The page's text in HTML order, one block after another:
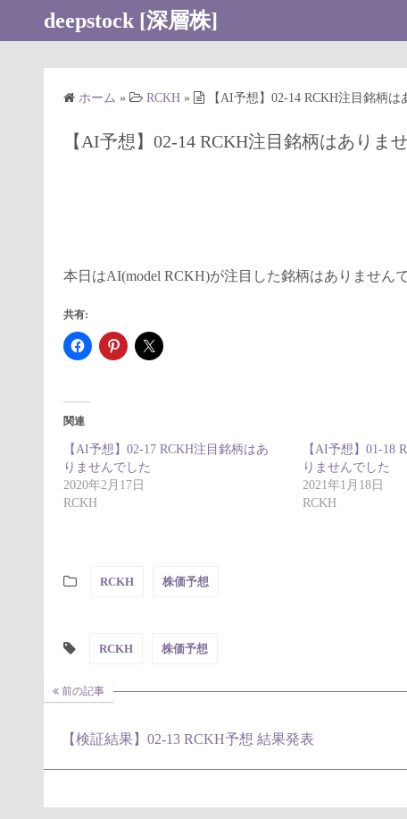
deepstock [深層株]
ホーム » RCKH » 【AI予想】02-14 RCKH注目銘柄は
【AI予想】02-14 RCKH注目銘柄はありま
本日はAI(model RCKH)が注目した銘柄はありませんで
共有:
関連
【AI予想】02-17 RCKH注目銘柄はあ
りませんでした
2020年2月17日
RCKH
【AI予想】01-18
りませんでした
2021年1月18日
RCKH
RCKH 株価予想
RCKH 株価予想
前の記事
【検証結果】02-13 RCKH予想 結果発表